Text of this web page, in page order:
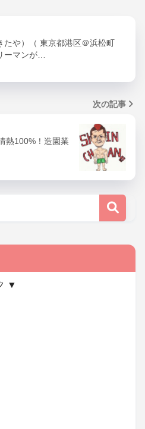
たや）（ 東京都港区＠浜松町
マンが…
次の記事
熱100%！造園業
▼